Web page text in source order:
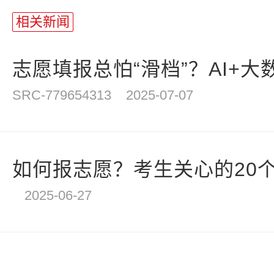
相关新闻
志愿填报总怕“滑档”？AI+大
SRC-779654313 2025-07-07
如何报志愿？考生关心的20
2025-06-27